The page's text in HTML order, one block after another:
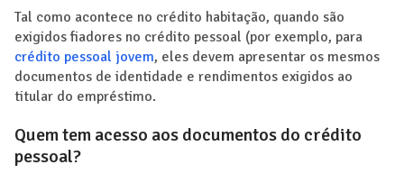
Tal como acontece no crédito habitação, quando são
exigidos fiadores no crédito pessoal (por exemplo, para
crédito pessoal jovem, eles devem apresentar os mesmos
documentos de identidade e rendimentos exigidos ao
titular do empréstimo.
Quem tem acesso aos documentos do crédito
pessoal?